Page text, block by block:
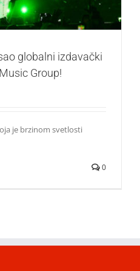
globalni izdavački
Group!
je brzinom svetlosti
0